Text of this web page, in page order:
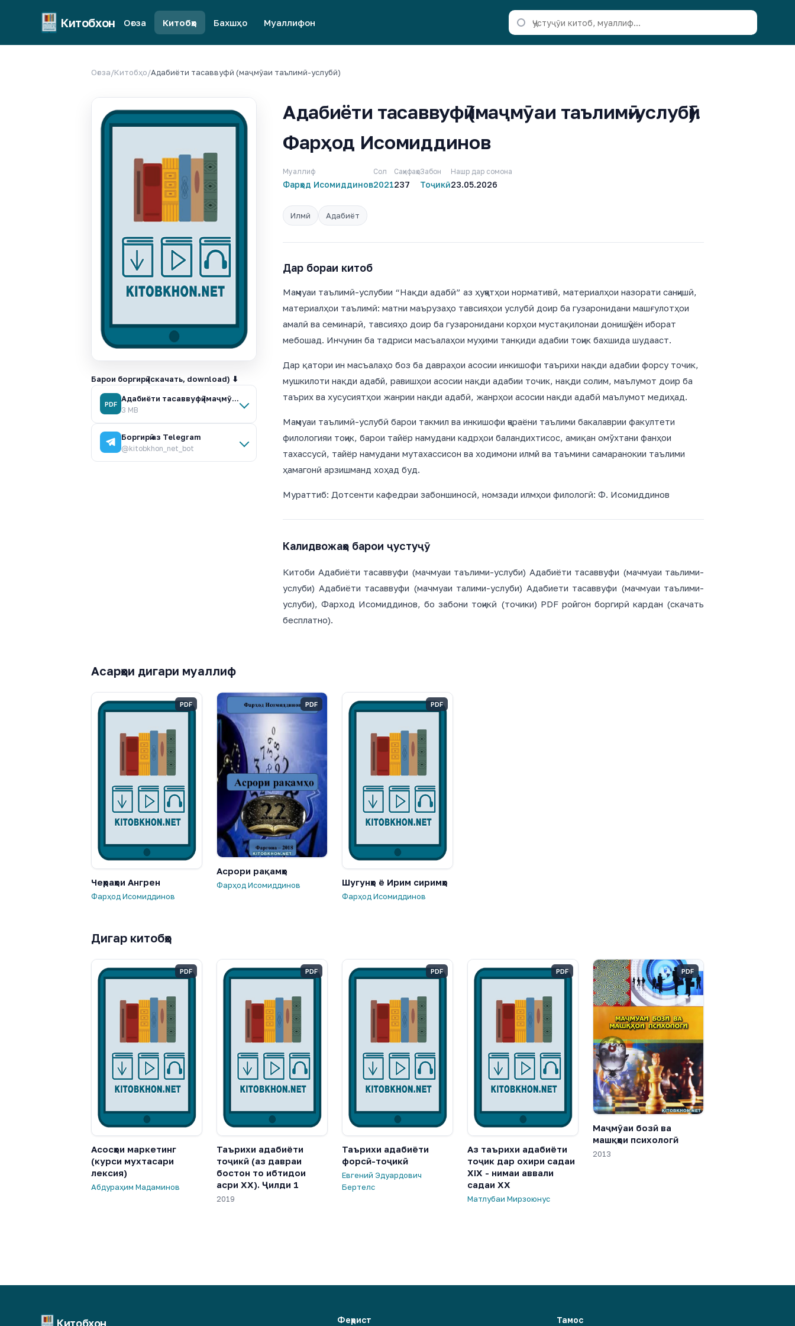
Китобхон Оғоза Китобҳо Бахшҳо Муаллифон
Оғоза/Китобҳо/Адабиёти тасаввуфӣ (маҷмӯаи таълимӣ-услубӣ)
Барои боргирӣ (скачать, download) ⬇
PDF
Адабиёти тасаввуфӣ (маҷмӯаи таълимӣ-услубӣ).pdf
3 MB
Боргирӣ аз Telegram
@kitobkhon_net_bot
Адабиёти тасаввуфӣ (маҷмӯаи таълимӣ-услубӣ).
Фарҳод Исомиддинов
Муаллиф
Фарҳод Исомиддинов
Сол
2021
Саҳифаҳо
237
Забон
Тоҷикӣ
Нашр дар сомона
23.05.2026
Илмӣ Адабиёт
Дар бораи китоб
Маҷмуаи таълимӣ-услубии “Нақди адабӣ” аз ҳуҷҷатҳои нормативӣ, материалҳои назорати санҷишӣ,
материалҳои таълимӣ: матни маърузаҳо тавсияҳои услубӣ доир ба гузаронидани машғулотҳои
амалӣ ва семинарӣ, тавсияҳо доир ба гузаронидани корҳои мустақилонаи донишҷӯён иборат
мебошад. Инчунин ба тадриси масъалаҳои муҳими танқиди адабии тоҷик бахшида шудааст.
Дар қатори ин масъалаҳо боз ба давраҳои асосии инкишофи таърихи нақди адабии форсу точик,
мушкилоти нақди адабй, равишҳои асосии нақди адабии точик, нақди солим, маълумот доир ба
таърих ва хусусиятҳои жанрии нақди адабӣ, жанрҳои асосии нақди адабӣ маълумот медиҳад.
Маҷмуаи таълимӣ-услубӣ барои такмил ва инкишофи ҷараёни таълими бакалаврии факултети
филологияи тоҷик, барои тайёр намудани кадрҳои баландихтисос, амиқан омўхтани фанҳои
тахассусӣ, тайёр намудани мутахассисон ва ходимони илмй ва таъмини самаранокии таълими
ҳамагонӣ арзишманд хоҳад буд.
Мураттиб: Дотсенти кафедраи забоншиносӣ, номзади илмҳои филологӣ: Ф. Исомиддинов
Калидвожаҳо барои ҷустуҷӯ
Китоби Адабиёти тасаввуфи (мачмуаи таълими-услуби) Адабиёти тасаввуфи (мачмуаи таьлими-
услуби) Адабиёти тасаввуфи (мачмуаи талими-услуби) Адабиети тасаввуфи (мачмуаи таълими-
услуби), Фарход Исомиддинов, бо забони тоҷикӣ (точики) PDF ройгон боргирӣ кардан (скачать
бесплатно).
Асарҳои дигари муаллиф
PDF
Чеҳраҳои Ангрен
Фарҳод Исомиддинов
PDF
Асрори рақамҳо
Фарҳод Исомиддинов
PDF
Шугунҳо ё Ирим сиримҳо
Фарҳод Исомиддинов
Дигар китобҳо
PDF
Асосҳои маркетинг
(курси мухтасари
лексия)
Абдураҳим Мадаминов
PDF
Таърихи адабиёти
тоҷикӣ (аз давраи
бостон то ибтидои
асри XX). Ҷилди 1
2019
PDF
Таърихи адабиёти
форсӣ-тоҷикӣ
Евгений Эдуардович
Бертелс
PDF
Аз таърихи адабиёти
тоҷик дар охири садаи
XIX - нимаи аввали
садаи XX
Матлубаи Мирзоюнус
PDF
Маҷмӯаи бозӣ ва
машқҳои психологӣ
2013
Китобхон Феҳрист Тамос